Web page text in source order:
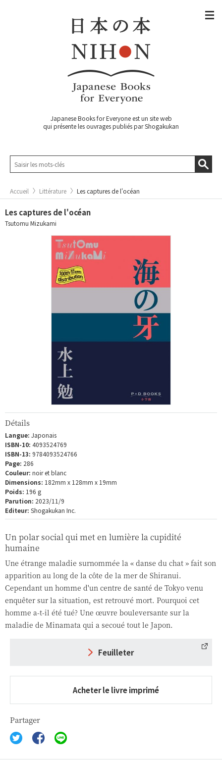
Japanese Books for Everyone est un site web
qui présente les ouvrages publiés par Shogakukan
Accueil Littérature Les captures de l'océan
Les captures de l'océan
Tsutomu Mizukami
Détails
Langue: Japonais
ISBN-10: 4093524769
ISBN-13: 9784093524766
Page: 286
Couleur: noir et blanc
Dimensions: 182mm x 128mm x 19mm
Poids: 196 g
Parution: 2023/11/9
Editeur: Shogakukan Inc.
Un polar social qui met en lumière la cupidité
humaine
Une étrange maladie surnommée la « danse du chat » fait son
apparition au long de la côte de la mer de Shiranui.
Cependant un homme d'un centre de santé de Tokyo venu
enquêter sur la situation, est retrouvé mort. Pourquoi cet
homme a-t-il été tué? Une œuvre bouleversante sur la
maladie de Minamata qui a secoué tout le Japon.
Feuilleter
Acheter le livre imprimé
Partager